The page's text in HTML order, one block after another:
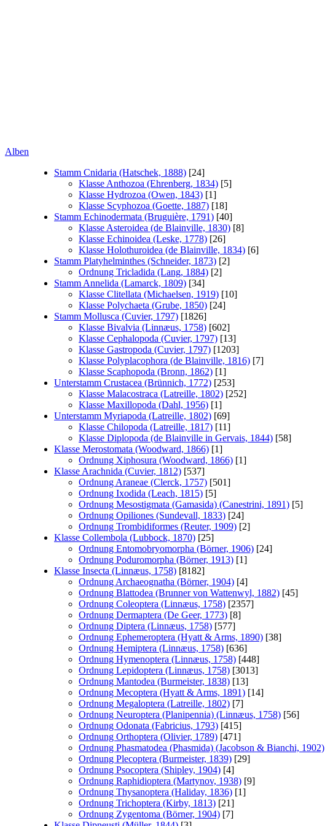
Alben
Stamm Cnidaria (Hatschek, 1888) [24]
Klasse Anthozoa (Ehrenberg, 1834) [5]
Klasse Hydrozoa (Owen, 1843) [1]
Klasse Scyphozoa (Goette, 1887) [18]
Stamm Echinodermata (Bruguière, 1791) [40]
Klasse Asteroidea (de Blainville, 1830) [8]
Klasse Echinoidea (Leske, 1778) [26]
Klasse Holothuroidea (de Blainville, 1834) [6]
Stamm Platyhelminthes (Schneider, 1873) [2]
Ordnung Tricladida (Lang, 1884) [2]
Stamm Annelida (Lamarck, 1809) [34]
Klasse Clitellata (Michaelsen, 1919) [10]
Klasse Polychaeta (Grube, 1850) [24]
Stamm Mollusca (Cuvier, 1797) [1826]
Klasse Bivalvia (Linnæus, 1758) [602]
Klasse Cephalopoda (Cuvier, 1797) [13]
Klasse Gastropoda (Cuvier, 1797) [1203]
Klasse Polyplacophora (de Blainville, 1816) [7]
Klasse Scaphopoda (Bronn, 1862) [1]
Unterstamm Crustacea (Brünnich, 1772) [253]
Klasse Malacostraca (Latreille, 1802) [252]
Klasse Maxillopoda (Dahl, 1956) [1]
Unterstamm Myriapoda (Latreille, 1802) [69]
Klasse Chilopoda (Latreille, 1817) [11]
Klasse Diplopoda (de Blainville in Gervais, 1844) [58]
Klasse Merostomata (Woodward, 1866) [1]
Ordnung Xiphosura (Woodward, 1866) [1]
Klasse Arachnida (Cuvier, 1812) [537]
Ordnung Araneae (Clerck, 1757) [501]
Ordnung Ixodida (Leach, 1815) [5]
Ordnung Mesostigmata (Gamasida) (Canestrini, 1891) [5]
Ordnung Opiliones (Sundevall, 1833) [24]
Ordnung Trombidiformes (Reuter, 1909) [2]
Klasse Collembola (Lubbock, 1870) [25]
Ordnung Entomobryomorpha (Börner, 1906) [24]
Ordnung Poduromorpha (Börner, 1913) [1]
Klasse Insecta (Linnæus, 1758) [8182]
Ordnung Archaeognatha (Börner, 1904) [4]
Ordnung Blattodea (Brunner von Wattenwyl, 1882) [45]
Ordnung Coleoptera (Linnæus, 1758) [2357]
Ordnung Dermaptera (De Geer, 1773) [8]
Ordnung Diptera (Linnæus, 1758) [577]
Ordnung Ephemeroptera (Hyatt & Arms, 1890) [38]
Ordnung Hemiptera (Linnæus, 1758) [636]
Ordnung Hymenoptera (Linnæus, 1758) [448]
Ordnung Lepidoptera (Linnæus, 1758) [3013]
Ordnung Mantodea (Burmeister, 1838) [13]
Ordnung Mecoptera (Hyatt & Arms, 1891) [14]
Ordnung Megaloptera (Latreille, 1802) [7]
Ordnung Neuroptera (Planipennia) (Linnæus, 1758) [56]
Ordnung Odonata (Fabricius, 1793) [415]
Ordnung Orthoptera (Olivier, 1789) [471]
Ordnung Phasmatodea (Phasmida) (Jacobson & Bianchi, 1902)
Ordnung Plecoptera (Burmeister, 1839) [29]
Ordnung Psocoptera (Shipley, 1904) [4]
Ordnung Raphidioptera (Martynov, 1938) [9]
Ordnung Thysanoptera (Haliday, 1836) [1]
Ordnung Trichoptera (Kirby, 1813) [21]
Ordnung Zygentoma (Börner, 1904) [7]